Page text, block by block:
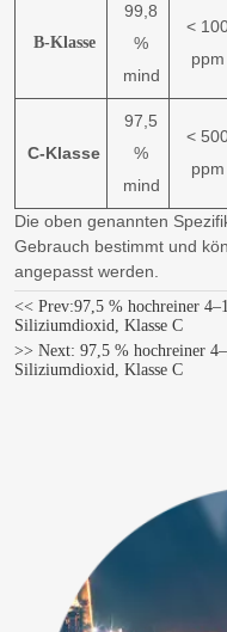
B-Klasse
99,8
%
mind
<
ppm
C-Klasse
97,5
%
mind
<
ppm
Die oben genannten
Gebrauch bestimmt und
angepasst werden.
<< Prev:97,5 % hochreiner
Siliziumdioxid, Klasse C
>> Next:97,5 % hochreiner
Siliziumdioxid, Klasse C